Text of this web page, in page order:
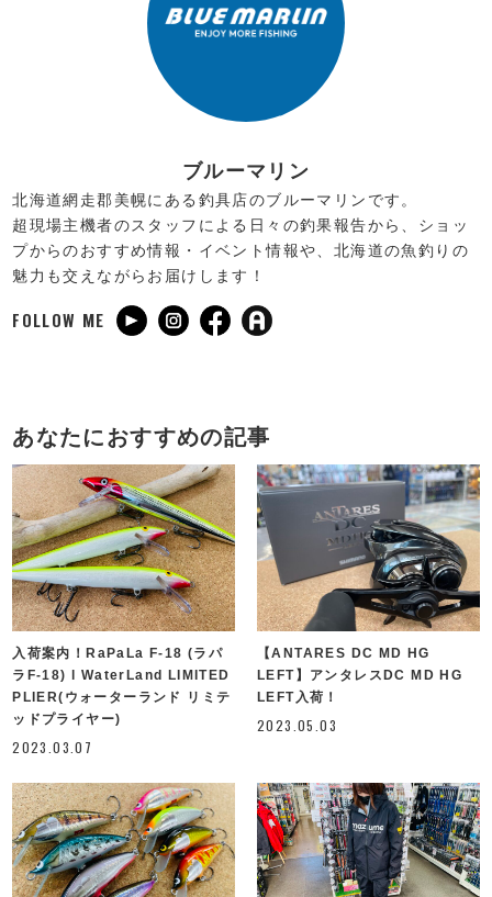
ブルーマリン
北海道網走郡美幌にある釣具店のブルーマリンです。
超現場主機者のスタッフによる日々の釣果報告から、ショッ
プからのおすすめ情報・イベント情報や、北海道の魚釣りの
魅力も交えながらお届けします！
FOLLOW ME
あなたにおすすめの記事
入荷案内！RaPaLa F-18 (ラパ
ラF-18) l WaterLand LIMITED
PLIER(ウォーターランド リミテ
ッドプライヤー)
2023.03.07
【ANTARES DC MD HG
LEFT】アンタレスDC MD HG
LEFT入荷！
2023.05.03